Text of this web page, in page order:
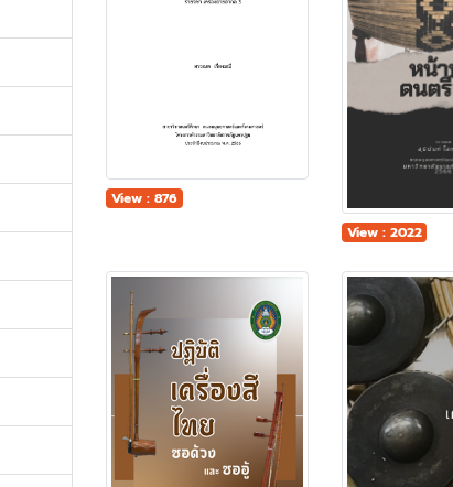
View : 876
View : 2022